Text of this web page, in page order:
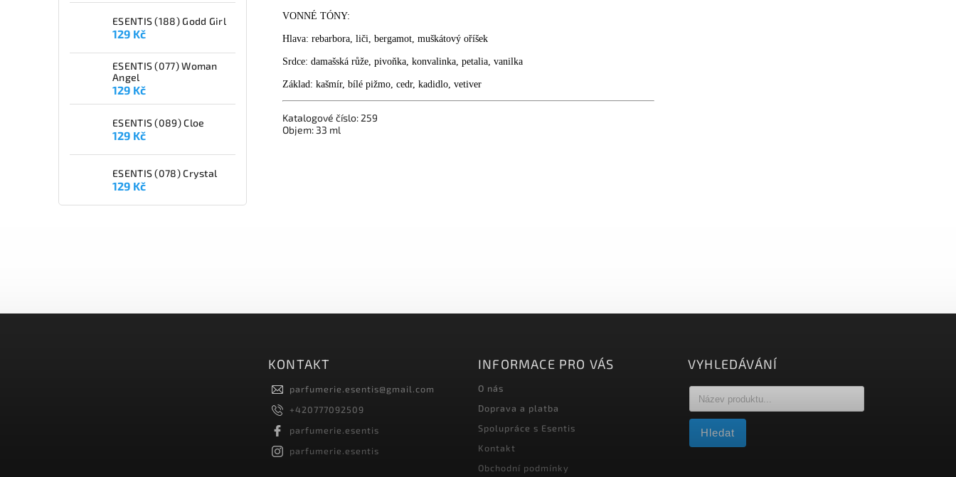
ESENTIS (188) Godd Girl
129 Kč
ESENTIS (077) Woman
Angel
129 Kč
ESENTIS (089) Cloe
129 Kč
ESENTIS (078) Crystal
129 Kč
VONNÉ TÓNY:
Hlava: rebarbora, liči, bergamot, muškátový oříšek
Srdce: damašská růže, pivoňka, konvalinka, petalia, vanilka
Základ: kašmír, bílé pižmo, cedr, kadidlo, vetiver
Katalogové číslo: 259
Objem: 33 ml
KONTAKT
parfumerie.esentis@gmail.com
+420777092509
parfumerie.esentis
parfumerie.esentis
INFORMACE PRO VÁS
O nás
Doprava a platba
Spolupráce s Esentis
Kontakt
Obchodní podmínky
VYHLEDÁVÁNÍ
Hledat